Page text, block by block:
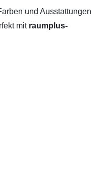
und Ausstattungen
mit raumplus-